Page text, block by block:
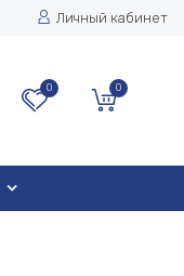
Личный кабинет
0 0